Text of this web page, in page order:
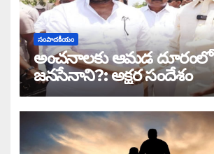
సంపాదకీయం
అంచనాలకు ఆమడ దూరంలో
జనసేనాని?: అక్షర సందేశం